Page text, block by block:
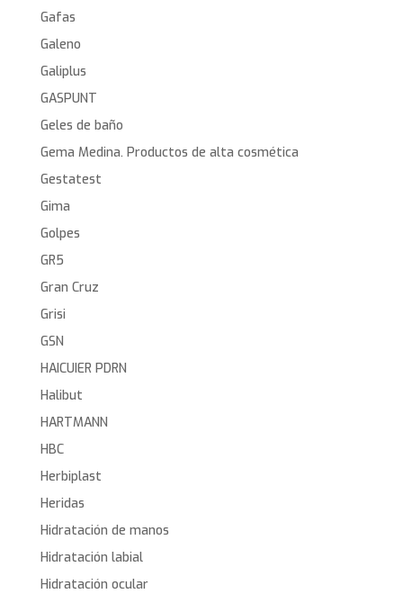
Gafas
Galeno
Galiplus
GASPUNT
Geles de baño
Gema Medina. Productos de alta cosmética
Gestatest
Gima
Golpes
GR5
Gran Cruz
Grisi
GSN
HAICUIER PDRN
Halibut
HARTMANN
HBC
Herbiplast
Heridas
Hidratación de manos
Hidratación labial
Hidratación ocular